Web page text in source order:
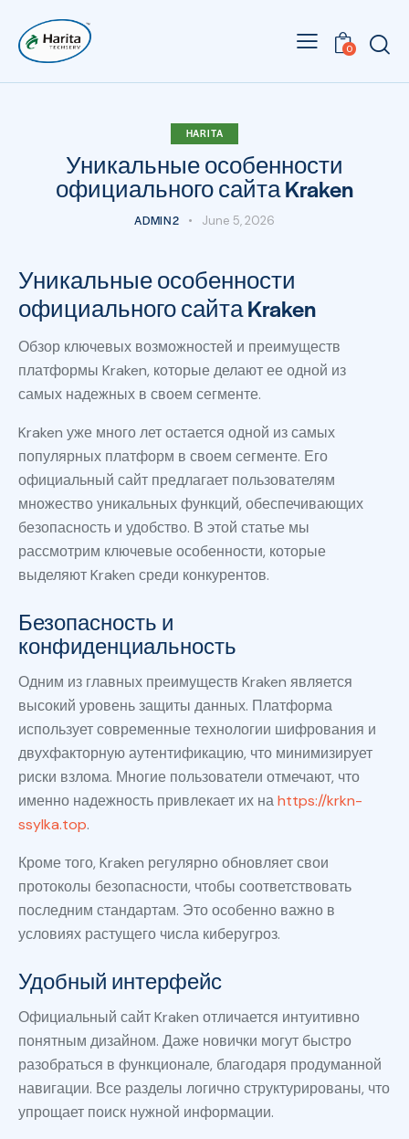
0
HARITA
Уникальные особенности
официального сайта Kraken
ADMIN2 June 5, 2026
Уникальные особенности
официального сайта Kraken
Обзор ключевых возможностей и преимуществ
платформы Kraken, которые делают ее одной из
самых надежных в своем сегменте.
Kraken уже много лет остается одной из самых
популярных платформ в своем сегменте. Его
официальный сайт предлагает пользователям
множество уникальных функций, обеспечивающих
безопасность и удобство. В этой статье мы
рассмотрим ключевые особенности, которые
выделяют Kraken среди конкурентов.
Безопасность и
конфиденциальность
Одним из главных преимуществ Kraken является
высокий уровень защиты данных. Платформа
использует современные технологии шифрования и
двухфакторную аутентификацию, что минимизирует
риски взлома. Многие пользователи отмечают, что
именно надежность привлекает их наhttps://krkn-
ssylka.top.
Кроме того, Kraken регулярно обновляет свои
протоколы безопасности, чтобы соответствовать
последним стандартам. Это особенно важно в
условиях растущего числа киберугроз.
Удобный интерфейс
Официальный сайт Kraken отличается интуитивно
понятным дизайном. Даже новички могут быстро
разобраться в функционале, благодаря продуманной
навигации. Все разделы логично структурированы, что
упрощает поиск нужной информации.